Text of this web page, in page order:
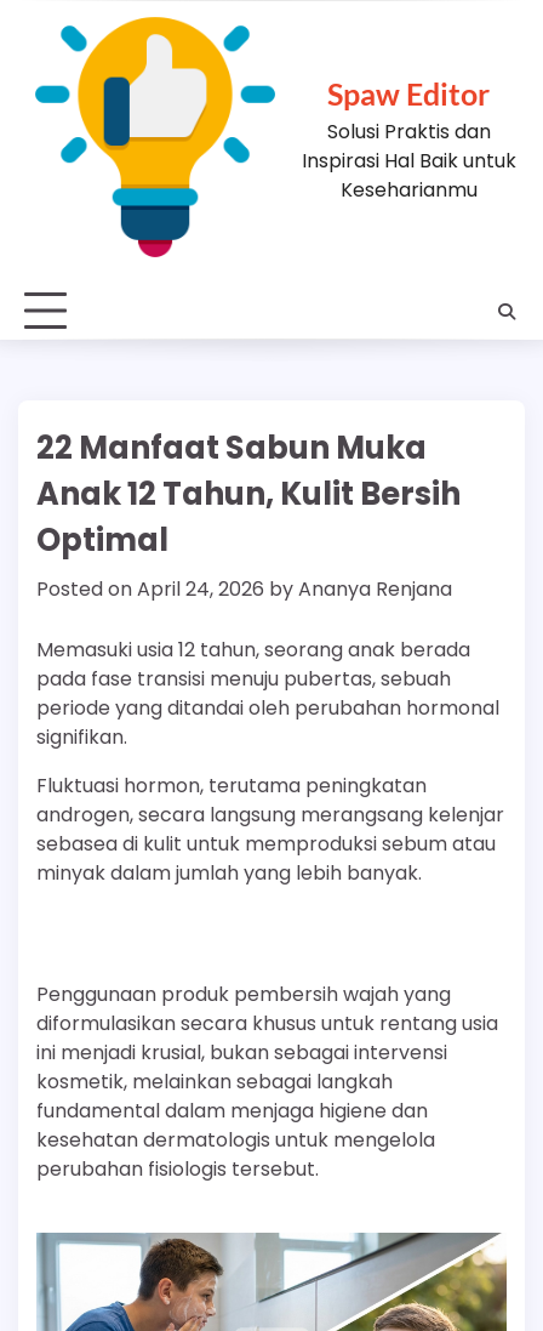
Spaw Editor
Solusi Praktis dan
Inspirasi Hal Baik untuk
Keseharianmu
22 Manfaat Sabun Muka
Anak 12 Tahun, Kulit Bersih
Optimal
Posted onApril 24, 2026 byAnanya Renjana
Memasuki usia 12 tahun, seorang anak berada
pada fase transisi menuju pubertas, sebuah
periode yang ditandai oleh perubahan hormonal
signifikan.
Fluktuasi hormon, terutama peningkatan
androgen, secara langsung merangsang kelenjar
sebasea di kulit untuk memproduksi sebum atau
minyak dalam jumlah yang lebih banyak.
Penggunaan produk pembersih wajah yang
diformulasikan secara khusus untuk rentang usia
ini menjadi krusial, bukan sebagai intervensi
kosmetik, melainkan sebagai langkah
fundamental dalam menjaga higiene dan
kesehatan dermatologis untuk mengelola
perubahan fisiologis tersebut.